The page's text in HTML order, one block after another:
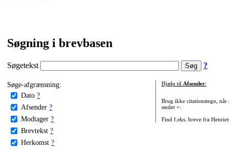
Søgning i brevbasen
Søgetekst ?
Søge-afgrænsning:
Dato ?
Afsender ?
Modtager ?
Brevtekst ?
Herkomst ?
Hjælp til Afsender:
Brug ikke citationstegn, når
stedet +:
Find f.eks. breve fra